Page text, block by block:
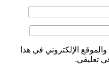
الإلكتروني في هذا
تعليقي.